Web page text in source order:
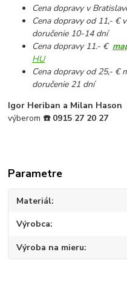
Cena dopravy v
Cena dopravy od 11,- €
doručenie 10-14 dní
Cena dopravy 11.- €
HU
Cena dopravy od 25,- €
doručenie 21 dní
Igor Heriban a Milan Hason
výberom ☎️ 0915 27 20 27
Parametre
Materiál
Výrobca
Výroba na mieru